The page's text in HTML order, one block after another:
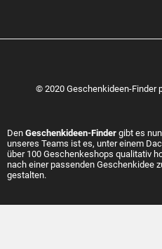
© 2020 Geschenkideen-Finder
Den Geschenkideen-Finder gibt es
unseres Teams ist es, unter einem
über 100 Geschenkeshops qualitativ
nach einer passenden Geschenkidee
gestalten.